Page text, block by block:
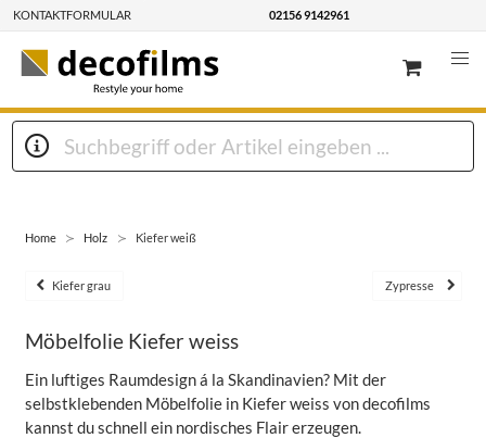
KONTAKTFORMULAR 02156 9142961
Home Holz Kiefer weiß
Kiefer grau Zypresse
Möbelfolie Kiefer weiss
Ein luftiges Raumdesign á la Skandinavien? Mit der
selbstklebenden Möbelfolie in Kiefer weiss von decofilms
kannst du schnell ein nordisches Flair erzeugen.